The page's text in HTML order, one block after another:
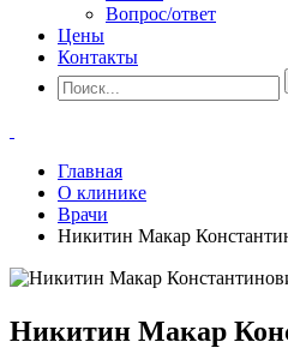
Вопрос/ответ
Цены
Контакты
Главная
О клинике
Врачи
Никитин Макар
Никитин Макар